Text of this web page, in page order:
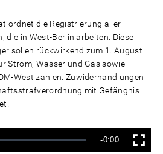
ordnet die Registrierung aller
die in West-Berlin arbeiten. Diese
sollen rückwirkend zum 1. August
Strom, Wasser und Gas sowie
West zahlen. Zuwiderhandlungen
mit Gefängnis
Verbleibende
-0:00 Vollbild